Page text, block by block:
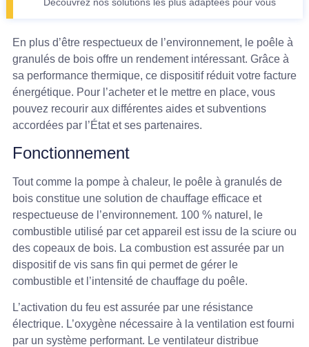
Découvrez nos solutions les plus adaptées pour vous
En plus d’être respectueux de l’environnement, le poêle à
granulés de bois offre un rendement intéressant. Grâce à
sa performance thermique, ce dispositif réduit votre facture
énergétique. Pour l’acheter et le mettre en place, vous
pouvez recourir aux différentes aides et subventions
accordées par l’État et ses partenaires.
Fonctionnement
Tout comme la pompe à chaleur, le poêle à granulés de
bois constitue une solution de chauffage efficace et
respectueuse de l’environnement. 100 % naturel, le
combustible utilisé par cet appareil est issu de la sciure ou
des copeaux de bois. La combustion est assurée par un
dispositif de vis sans fin qui permet de gérer le
combustible et l’intensité de chauffage du poêle.
L’activation du feu est assurée par une résistance
électrique. L’oxygène nécessaire à la ventilation est fourni
par un système performant. Le ventilateur distribue